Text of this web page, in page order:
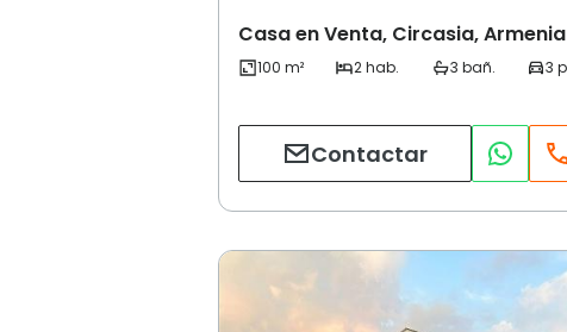
Casa en Venta, Circasia, Armenia
Contactar